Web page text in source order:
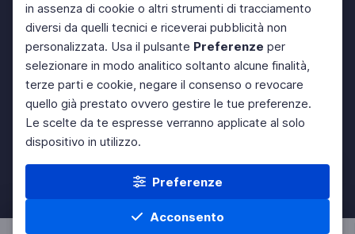
in assenza di cookie o altri strumenti di tracciamento
diversi da quelli tecnici e riceverai pubblicità non
personalizzata. Usa il pulsante Preferenze per
selezionare in modo analitico soltanto alcune finalità,
terze parti e cookie, negare il consenso o revocare
quello già prestato ovvero gestire le tue preferenze.
Le scelte da te espresse verranno applicate al solo
dispositivo in utilizzo.
Preferenze
Acconsento